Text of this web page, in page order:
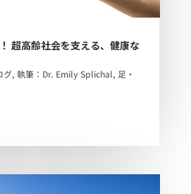
超高齢社会を支える、健康な
グ, 執筆：Dr. Emily Splichal, 足・